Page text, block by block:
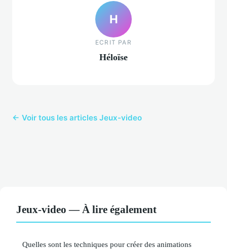
H
ECRIT PAR
Héloïse
← Voir tous les articles Jeux-video
Jeux-video — À lire également
Quelles sont les techniques pour créer des animations